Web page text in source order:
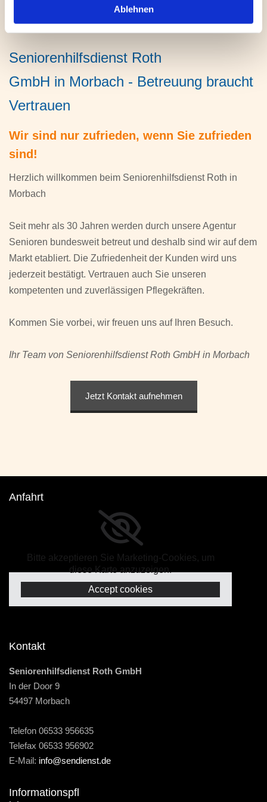
Ablehnen
Seniorenhilfsdienst Roth
GmbH in Morbach - Betreuung braucht
Vertrauen
Wir sind nur zufrieden, wenn Sie zufrieden
sind!
Herzlich willkommen beim Seniorenhilfsdienst Roth in
Morbach
Seit mehr als 30 Jahren werden durch unsere Agentur
Senioren bundesweit betreut und deshalb sind wir auf dem
Markt etabliert. Die Zufriedenheit der Kunden wird uns
jederzeit bestätigt. Vertrauen auch Sie unseren
kompetenten und zuverlässigen Pflegekräften.
Kommen Sie vorbei, wir freuen uns auf Ihren Besuch.
Ihr Team von Seniorenhilfsdienst Roth GmbH in Morbach
Jetzt Kontakt aufnehmen
Anfahrt
Bitte akzeptieren Sie Marketing-Cookies, um
diese Karte anzuzeigen.
Accept cookies
Kontakt
Seniorenhilfsdienst Roth GmbH
In der Door 9
54497 Morbach
Telefon 06533 956635
Telefax 06533 956902
E-Mail: info@sendienst.de
Informationspfl